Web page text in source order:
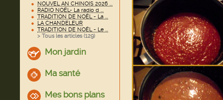
NOUVEL AN CHINOIS 2026 ...
RADIO NOËL- La radio d ...
TRADITION DE NOËL - La ...
LA CHANDELEUR
TRADITION DE NOËL - Le ...
> Tous les articles (129)
Mon jardin
Ma santé
Mes bons plans